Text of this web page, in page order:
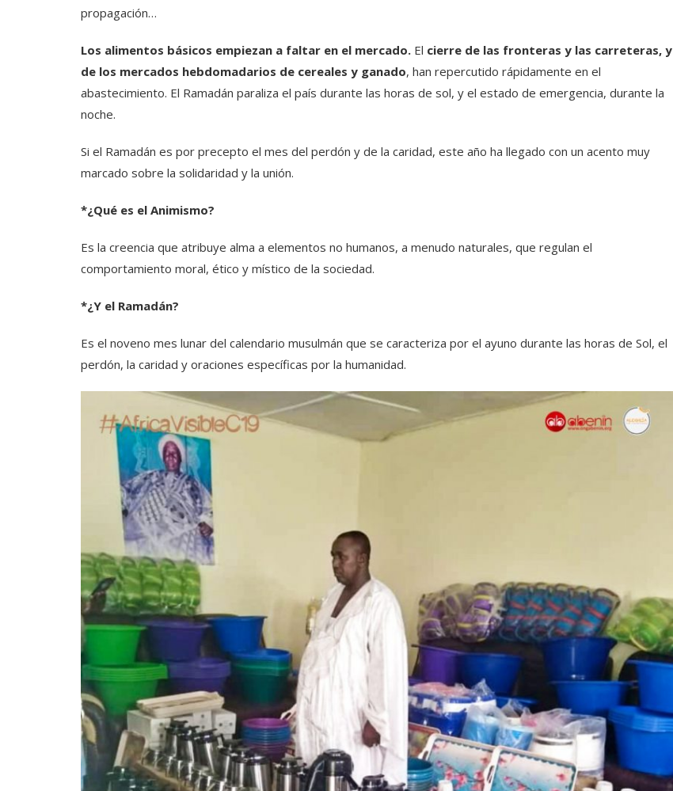
propagación…
Los alimentos básicos empiezan a faltar en el mercado. El cierre de las fronteras y las carreteras, y
de los mercados hebdomadarios de cereales y ganado, han repercutido rápidamente en el
abastecimiento. El Ramadán paraliza el país durante las horas de sol, y el estado de emergencia, durante la
noche.
Si el Ramadán es por precepto el mes del perdón y de la caridad, este año ha llegado con un acento muy
marcado sobre la solidaridad y la unión.
*¿Qué es el Animismo?
Es la creencia que atribuye alma a elementos no humanos, a menudo naturales, que regulan el
comportamiento moral, ético y místico de la sociedad.
*¿Y el Ramadán?
Es el noveno mes lunar del calendario musulmán que se caracteriza por el ayuno durante las horas de Sol, el
perdón, la caridad y oraciones específicas por la humanidad.